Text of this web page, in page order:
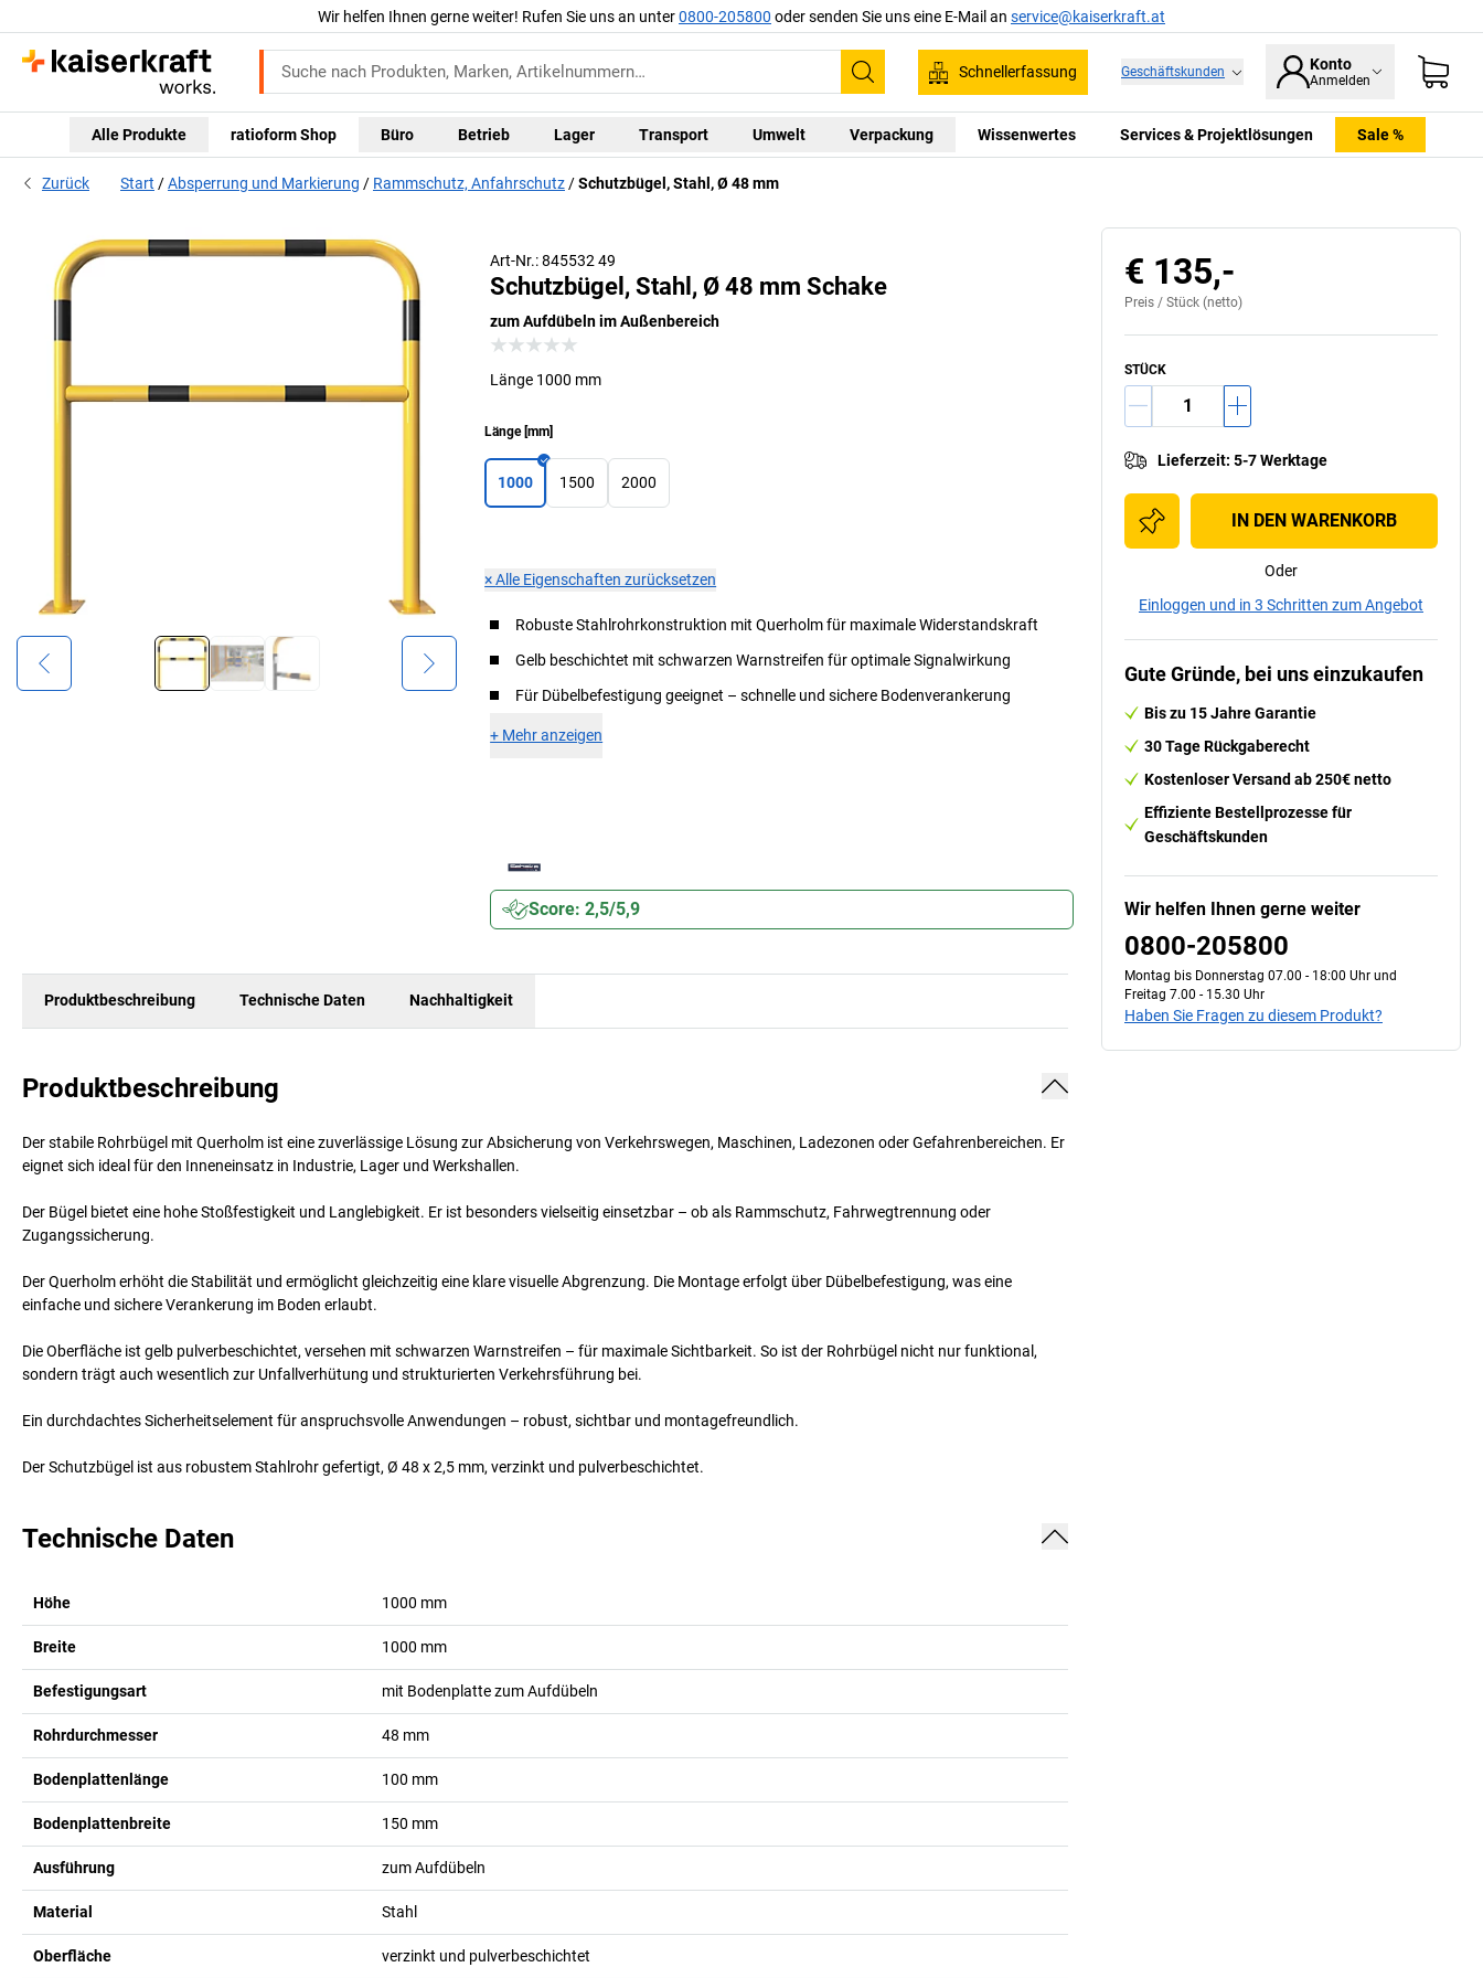
Wir helfen Ihnen gerne weiter! Rufen Sie uns an unter0800-205800 oder senden Sie uns eine E-Mail an service@kaiserkraft.at
Suchen
Schnellerfassung Geschäftskunden Konto
Anmelden
Alle Produkte ratioform Shop Büro Betrieb Lager Transport Umwelt Verpackung Wissenwertes Services & Projektlösungen Sale %
Zurück Start Absperrung und Markierung Rammschutz, Anfahrschutz Schutzbügel, Stahl, Ø 48 mm
Art-Nr.: 845532 49
Schutzbügel, Stahl, Ø 48 mm Schake
zum Aufdübeln im Außenbereich
Länge 1000 mm
Länge[mm]
1000 1500 2000
×Alle Eigenschaften zurücksetzen
Robuste Stahlrohrkonstruktion mit Querholm für maximale Widerstandskraft
Gelb beschichtet mit schwarzen Warnstreifen für optimale Signalwirkung
Für Dübelbefestigung geeignet – schnelle und sichere Bodenverankerung
+ Mehr anzeigen
Score: 2,5/5,9
Produktbeschreibung Technische Daten Nachhaltigkeit
Produktbeschreibung
Der stabile Rohrbügel mit Querholm ist eine zuverlässige Lösung zur Absicherung von Verkehrswegen, Maschinen, Ladezonen oder Gefahrenbereichen. Er
eignet sich ideal für den Inneneinsatz in Industrie, Lager und Werkshallen.
Der Bügel bietet eine hohe Stoßfestigkeit und Langlebigkeit. Er ist besonders vielseitig einsetzbar – ob als Rammschutz, Fahrwegtrennung oder
Zugangssicherung.
Der Querholm erhöht die Stabilität und ermöglicht gleichzeitig eine klare visuelle Abgrenzung. Die Montage erfolgt über Dübelbefestigung, was eine
einfache und sichere Verankerung im Boden erlaubt.
Die Oberfläche ist gelb pulverbeschichtet, versehen mit schwarzen Warnstreifen – für maximale Sichtbarkeit. So ist der Rohrbügel nicht nur funktional,
sondern trägt auch wesentlich zur Unfallverhütung und strukturierten Verkehrsführung bei.
Ein durchdachtes Sicherheitselement für anspruchsvolle Anwendungen – robust, sichtbar und montagefreundlich.
Der Schutzbügel ist aus robustem Stahlrohr gefertigt, Ø 48 x 2,5 mm, verzinkt und pulverbeschichtet.
Technische Daten
Höhe 1000 mm
Breite 1000 mm
Befestigungsart mit Bodenplatte zum Aufdübeln
Rohrdurchmesser 48 mm
Bodenplattenlänge 100 mm
Bodenplattenbreite 150 mm
Ausführung zum Aufdübeln
Material Stahl
Oberfläche verzinkt und pulverbeschichtet
€ 135,-
Preis / Stück (netto)
STÜCK
Lieferzeit: 5-7 Werktage
IN DEN WARENKORB
Oder
Einloggen und in 3 Schritten zum Angebot
Gute Gründe, bei uns einzukaufen
Bis zu 15 Jahre Garantie
30 Tage Rückgaberecht
Kostenloser Versand ab 250€ netto
Effiziente Bestellprozesse für
Geschäftskunden
Wir helfen Ihnen gerne weiter
0800-205800
Montag bis Donnerstag 07.00 - 18:00 Uhr und
Freitag 7.00 - 15.30 Uhr
Haben Sie Fragen zu diesem Produkt?